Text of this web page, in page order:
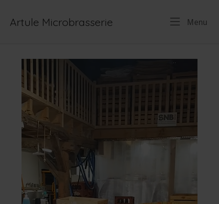
content
Artule Microbrasserie Menu